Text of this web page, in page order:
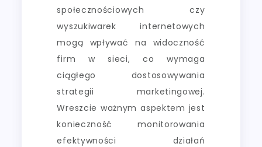
społecznościowych czy
wyszukiwarek internetowych
mogą wpływać na widoczność
firm w sieci, co wymaga
ciągłego dostosowywania
strategii marketingowej.
Wreszcie ważnym aspektem jest
konieczność monitorowania
efektywności działań